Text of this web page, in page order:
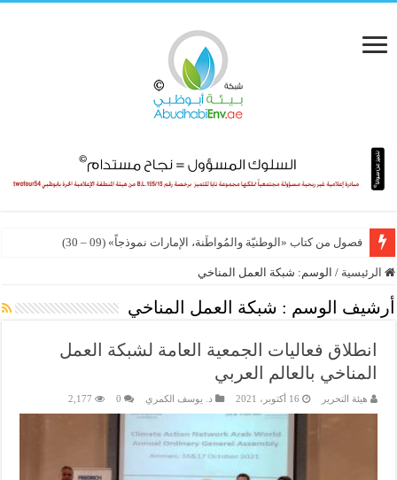
فصول من كتاب «الوطنيّة والمُواطَنة، الإمارات نموذجاً» (09 – 30)
الرئيسية / الوسم: شبكة العمل المناخي
أرشيف الوسم : شبكة العمل المناخي
انطلاق فعاليات الجمعية العامة لشبكة العمل
المناخي بالعالم العربي
هيئة التحرير 16 أكتوبر، 2021 د. يوسف الكمري 0
2,177